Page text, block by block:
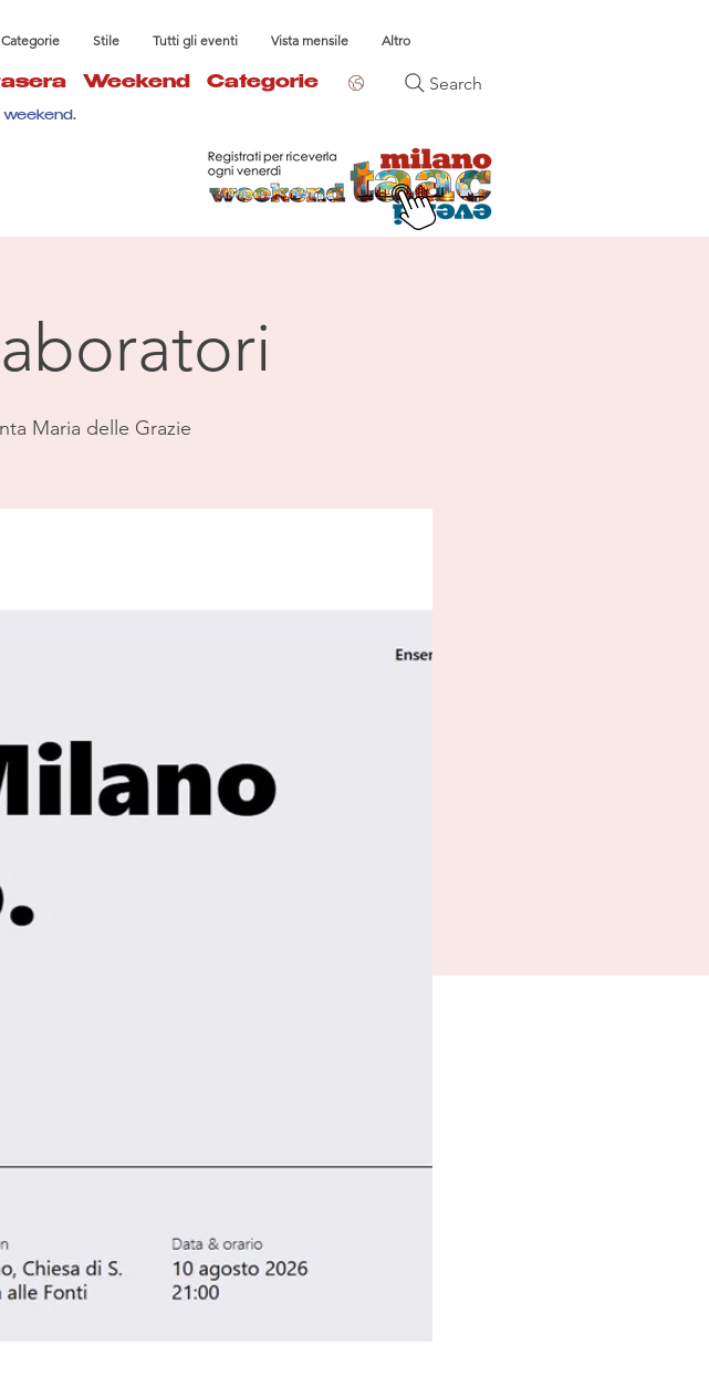
Categorie Stile Tutti gli eventi Vista mensile Altro
Weekend Categorie Search
Maria delle Grazie